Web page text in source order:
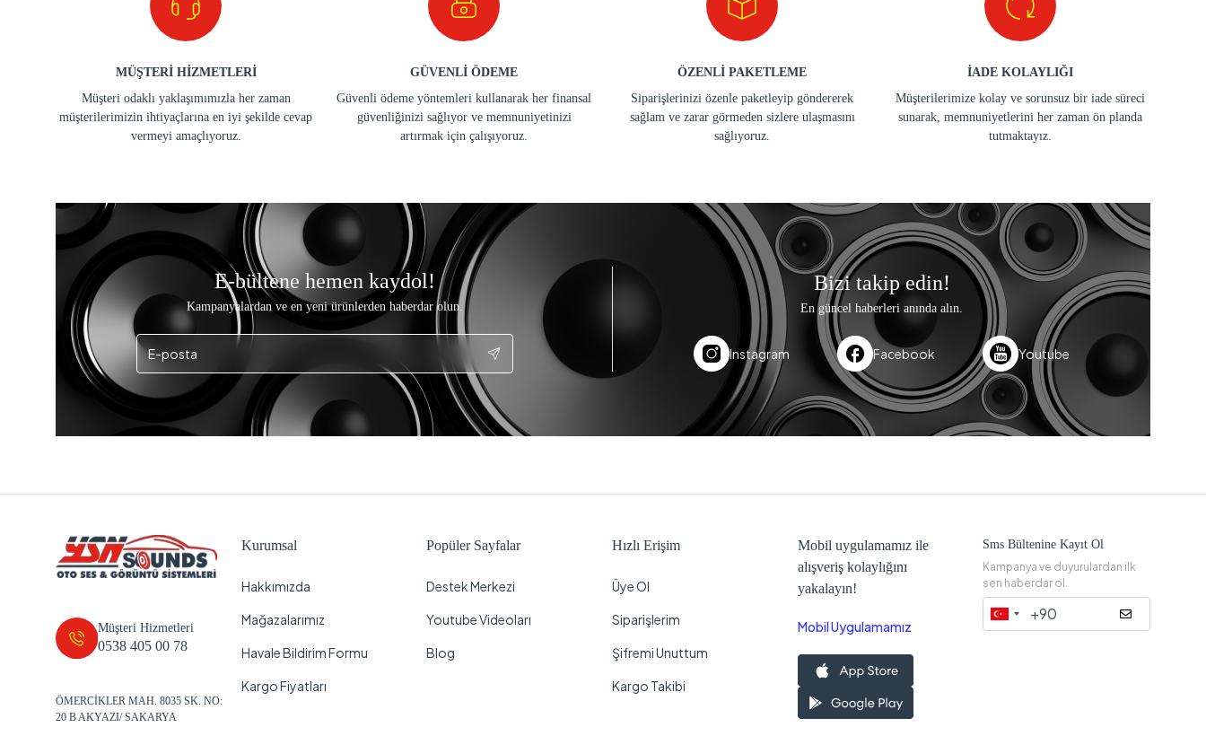
MÜŞTERİ HİZMETLERİ
Müşteri odaklı yaklaşımımızla her zaman
müşterilerimizin ihtiyaçlarına en iyi şekilde cevap
vermeyi amaçlıyoruz.
GÜVENLİ ÖDEME
Güvenli ödeme yöntemleri kullanarak her finansal
güvenliğinizi sağlıyor ve memnuniyetinizi
artırmak için çalışıyoruz.
ÖZENLİ PAKETLEME
Siparişlerinizi özenle paketleyip göndererek
sağlam ve zarar görmeden sizlere ulaşmasını
sağlıyoruz.
İADE KOLAYLIĞI
Müşterilerimize kolay ve sorunsuz bir iade süreci
sunarak, memnuniyetlerini her zaman ön planda
tutmaktayız.
E-bültene hemen kaydol!
Kampanyalardan ve en yeni ürünlerden haberdar olun.
Bizi takip edin!
En güncel haberleri anında alın.
Instagram Facebook Youtube
Müşteri Hizmetleri
0538 405 00 78
ÖMERCİKLER MAH. 8035 SK. NO:
20 B AKYAZI/ SAKARYA
Kurumsal
Hakkımızda
Mağazalarımız
Havale Bildirim Formu
Kargo Fiyatları
Popüler Sayfalar
Destek Merkezi
Youtube Videoları
Blog
Hızlı Erişim
Üye Ol
Siparişlerim
Şifremi Unuttum
Kargo Takibi
Mobil uygulamamız ile
alışveriş kolaylığını
yakalayın!
Mobil Uygulamamız
Sms Bültenine Kayıt Ol
Kampanya ve duyurulardan ilk
sen haberdar ol.